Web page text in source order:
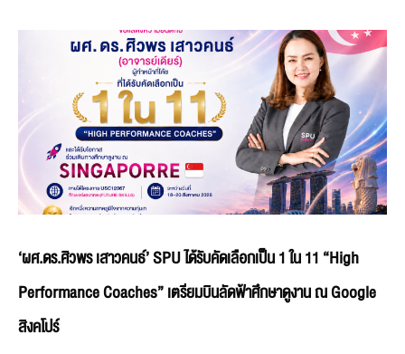
‘ผศ.ดร.ศิวพร เสาวคนธ์’ SPU ได้รับคัดเลือกเป็น 1 ใน 11 “High
Performance Coaches” เตรียมบินลัดฟ้าศึกษาดูงาน ณ Google
สิงคโปร์